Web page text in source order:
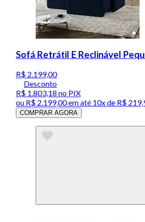
Sofá Retrátil E Reclinável
R$ 2.199,00
Desconto
R$ 1.803,18 no PIX
ou R$ 2.199,00em até 10x de R$
COMPRAR AGORA